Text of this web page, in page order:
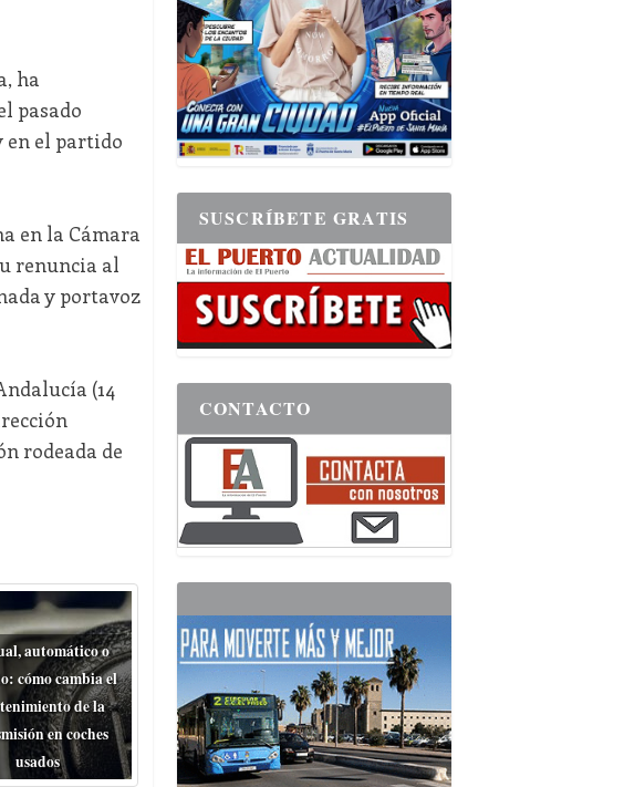
ha
pasado
en el partido
en la Cámara
renuncia al
y portavoz
(14
rodeada de
automático o
cómo cambia el
de la
en coches
usados
SUSCRÍBETE GRATIS
CONTACTO